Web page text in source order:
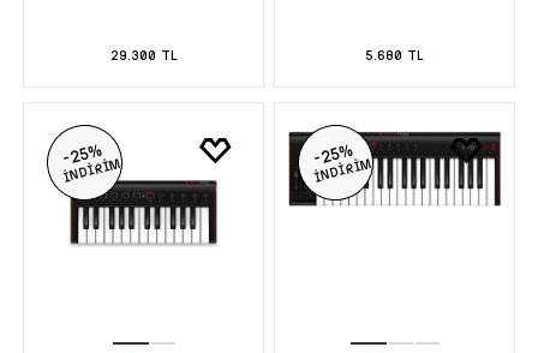
29.300 TL 5.680 TL
-25%
İNDİRİM
-25%
İNDİRİM